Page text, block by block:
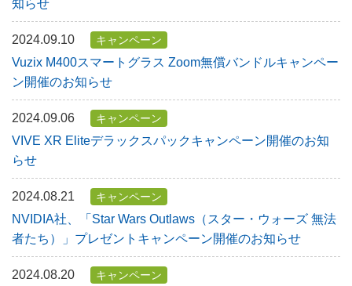
知らせ
2024.09.10 キャンペーン
Vuzix M400スマートグラス Zoom無償バンドルキャンペー
ン開催のお知らせ
2024.09.06 キャンペーン
VIVE XR Eliteデラックスパックキャンペーン開催のお知
らせ
2024.08.21 キャンペーン
NVIDIA社、「Star Wars Outlaws（スター・ウォーズ 無法
者たち）」プレゼントキャンペーン開催のお知らせ
2024.08.20 キャンペーン